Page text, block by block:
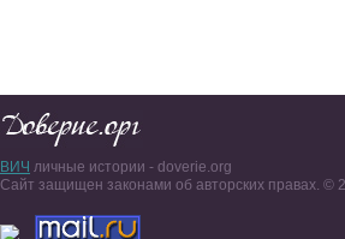
ВИЧ личные истории - doverie.org
Сайт защищен законами об авторских правах. ©